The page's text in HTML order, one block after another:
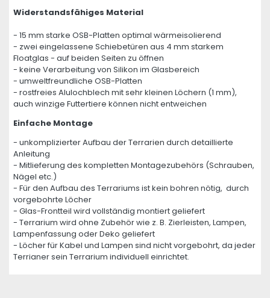
Widerstandsfähiges Material
- 15 mm starke OSB-Platten optimal wärmeisolierend
- zwei eingelassene Schiebetüren aus 4 mm starkem
Floatglas - auf beiden Seiten zu öffnen
- keine Verarbeitung von Silikon im Glasbereich
- umweltfreundliche OSB-Platten
- rostfreies Alulochblech mit sehr kleinen Löchern (1 mm),
auch winzige Futtertiere können nicht entweichen
Einfache Montage
- unkomplizierter Aufbau der Terrarien durch detaillierte
Anleitung
- Mitlieferung des kompletten Montagezubehörs (Schrauben,
Nägel etc.)
- Für den Aufbau des Terrariums ist kein bohren nötig, durch
vorgebohrte Löcher
- Glas-Frontteil wird vollständig montiert geliefert
- Terrarium wird ohne Zubehör wie z. B. Zierleisten, Lampen,
Lampenfassung oder Deko geliefert
- Löcher für Kabel und Lampen sind nicht vorgebohrt, da jeder
Terrianer sein Terrarium individuell einrichtet.